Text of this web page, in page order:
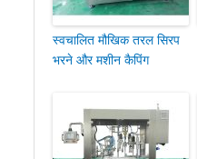
स्वचालित मौखिक तरल सिरप
भरने और मशीन कैपिंग